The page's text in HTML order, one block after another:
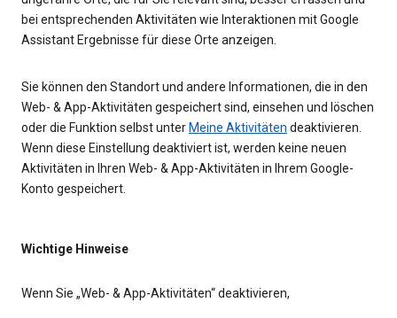
bei entsprechenden Aktivitäten wie Interaktionen mit Google
Assistant Ergebnisse für diese Orte anzeigen.
Sie können den Standort und andere Informationen, die in den
Web- & App-Aktivitäten gespeichert sind, einsehen und löschen
oder die Funktion selbst unter Meine Aktivitäten deaktivieren.
Wenn diese Einstellung deaktiviert ist, werden keine neuen
Aktivitäten in Ihren Web- & App-Aktivitäten in Ihrem Google-
Konto gespeichert.
Wichtige Hinweise
Wenn Sie „Web- & App-Aktivitäten“ deaktivieren,